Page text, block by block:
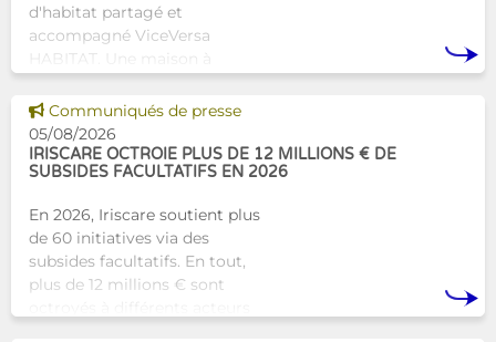
d'habitat partagé et
accompagné ViceVersa
HABITAT. Une maison à
alternative innovante et
humaine aux structures
d’hébergement traditionnel
Voir cette news
Communiqués de presse
05/08/2026
IRISCARE OCTROIE PLUS DE 12 MILLIONS € DE
SUBSIDES FACULTATIFS EN 2026
En 2026, Iriscare soutient plus
de 60 initiatives via des
subsides facultatifs. En tout,
plus de 12 millions € sont